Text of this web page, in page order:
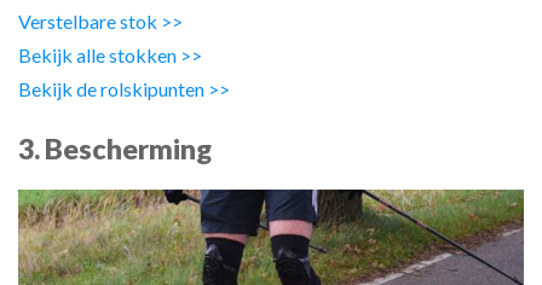
Verstelbare stok >>
Bekijk alle stokken >>
Bekijk de rolskipunten >>
3. Bescherming